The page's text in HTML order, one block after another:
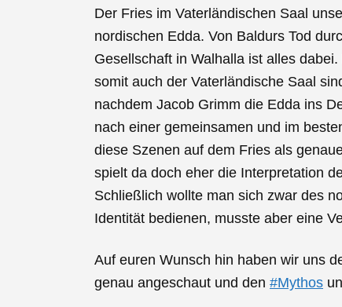
Der Fries im Vaterländischen Saal
nordischen Edda. Von Baldurs Tod
Gesellschaft in Walhalla ist alles
somit auch der Vaterländische Saal
nachdem Jacob Grimm die Edda ins
nach einer gemeinsamen und im
diese Szenen auf dem Fries als
spielt da doch eher die Interpretation
Schließlich wollte man sich zwar des
Identität bedienen, musste aber eine
Auf euren Wunsch hin haben wir uns
genau angeschaut und den #Mythos